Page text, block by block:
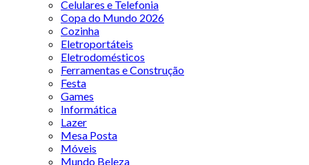
Celulares e Telefonia
Copa do Mundo 2026
Cozinha
Eletroportáteis
Eletrodomésticos
Ferramentas e Construção
Festa
Games
Informática
Lazer
Mesa Posta
Móveis
Mundo Beleza